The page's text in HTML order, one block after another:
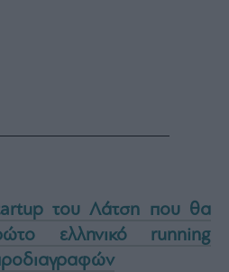
του Λάτση που θα
ελληνικό running